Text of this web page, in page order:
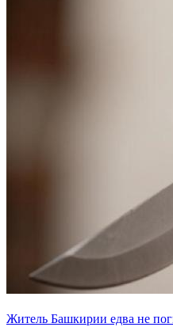
Житель Башкирии едва не